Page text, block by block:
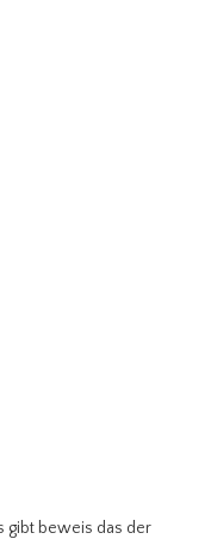
gibt beweis das der